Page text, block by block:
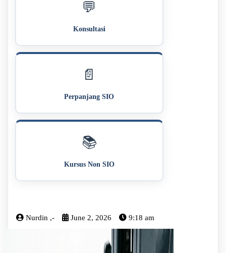
💬
Konsultasi
📄
Perpanjang SIO
📚
Kursus Non SIO
Nurdin ,- June 2, 2026 9:18 am